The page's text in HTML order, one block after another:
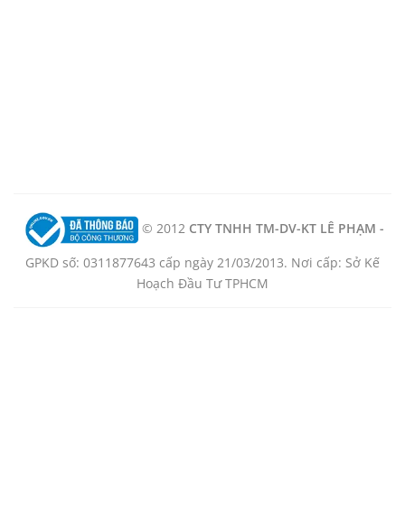
© 2012 CTY TNHH TM-DV-KT LÊ PHẠM -
GPKD số: 0311877643 cấp ngày 21/03/2013. Nơi cấp: Sở Kế
Hoạch Đầu Tư TPHCM